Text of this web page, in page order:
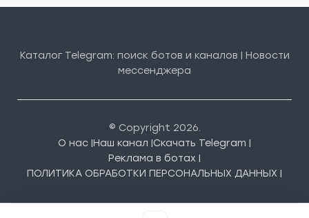
Каталог Telegram: поиск ботов и каналов | Новости
мессенджера
© Copyright 2026.
О нас |Наш канал |Скачать Telegram |
Реклама в ботах |
ПОЛИТИКА ОБРАБОТКИ ПЕРСОНАЛЬНЫХ ДАННЫХ |